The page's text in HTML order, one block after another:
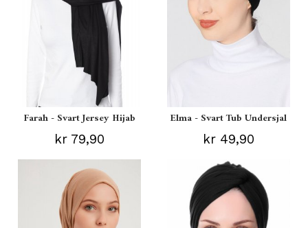
Farah - Svart Jersey Hijab
kr 79,90
Elma - Svart Tub Undersjal
kr 49,90